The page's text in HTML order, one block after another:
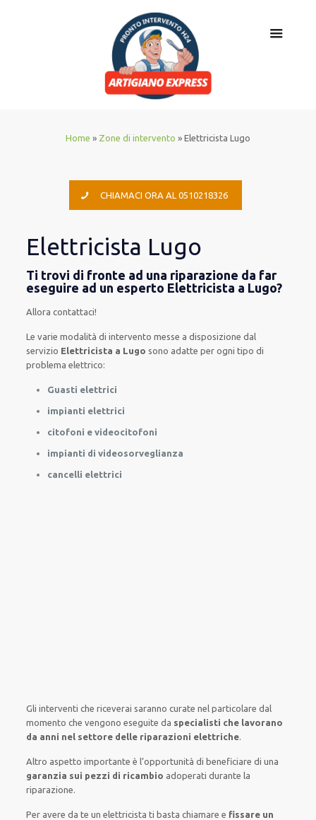
Home » Zone di intervento » Elettricista Lugo
CHIAMACI ORA AL 0510218326
Elettricista Lugo
Ti trovi di fronte ad una riparazione da far
eseguire ad un esperto Elettricista a Lugo?
Allora contattaci!
Levarie modalità diintervento messe a disposizione dal
servizio Elettricista a Lugo sono adatte perogni tipo di
problema elettrico:
Guasti elettrici
impianti elettrici
citofoni e videocitofoni
impianti di videosorveglianza
cancelli elettrici
Gli interventi che riceverai sarannocurate nel particolare dal
momento che vengono eseguite da specialisti che lavorano
da anni nel settore delle riparazioni elettriche.
Altro aspetto importante è l’opportunità di beneficiare di una
garanzia sui pezzi di ricambio adoperati durante la
riparazione.
Per avereda te un elettricistati basta chiamare e fissare un